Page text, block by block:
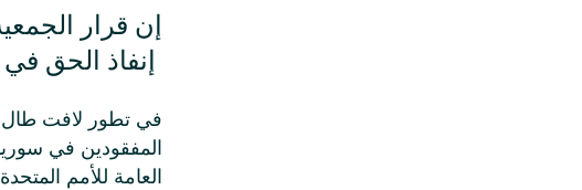
إن قرار
في تطور لافت طال
المفقودين في
العامة للأمم